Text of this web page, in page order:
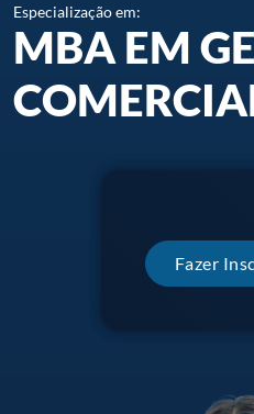
Especialização em:
MBA EM
Fazer